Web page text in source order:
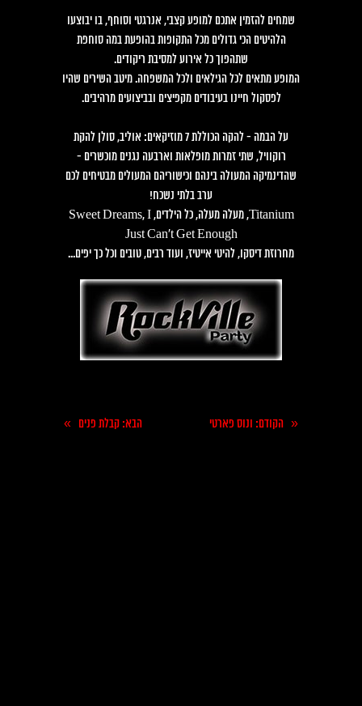
שמחים להזמין אתכם למופע קצבי, אנרגטי וסוחף, בו יבוצעו
הלהיטים הכי גדולים מכל התקופות בהופעת במה סוחפת
שתהפוך כל אירוע למסיבת ריקודים.
המופע מתאים לכל הגילאים ולכל המשפחה. מיטב השירים שהיו
לפסקול חיינו בעיבודים מקפיצים ובביצועים מרהיבים.
על הבמה - להקה הכוללת 7 מוזיקאים: אוליב, סולן להקת
רוקוויל, שתי זמרות מופלאות וארבעה נגנים מוכשרים -
שהדינמיקה המעולה בינהם וכישוריהם המעולים מבטיחים לכם
ערב בלתי נשכח!
Titanium, מעלה מעלה, כל הילדים, Sweet Dreams, I
Just Can't Get Enough
מחרוזת דיסקו, להיטי אייטיז, ועוד רבים, טובים וכל כך יפים...
« הקודם: ונוס פארטי הבא: קבלת פנים »